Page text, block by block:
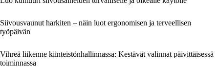
Siivousvaunut harkiten – näin luot ergonomisen ja terveellisen
työpäivän
Vihreä liikenne kiinteistönhallinnassa: Kestävät valinnat päivittäisessä
toiminnassa